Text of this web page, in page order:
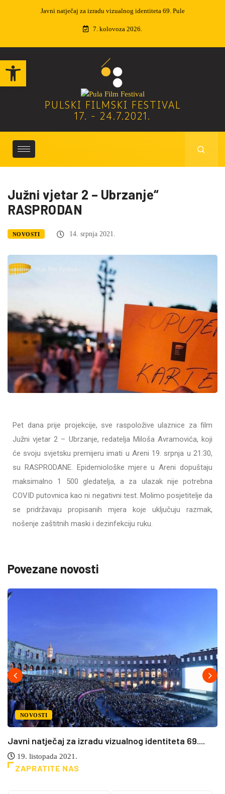
Open toolbar
69. Pule Izvučeni dobitnici nagradne igre
7. kolovoza 2026.
PULSKI FILMSKI FESTIVAL
17. - 24.7.2021.
Južni vjetar 2 – Ubrzanje“
RASPRODAN
NOVOSTI 14. srpnja 2021.
Pet dana prije projekcije, sve raspoložive ulaznice za film
Južni vjetar 2 – Ubrzanje, redatelja Miloša Avramovića, koji
će svoju svjetsku premijeru imati u Areni 19. srpnja u 21:30,
su RASPRODANE. Epidemiološke mjere u Areni dopuštaju
maksimalno 1 500 gledatelja, a za ulazak nije potrebna
COVID putovnica kao ni negativni test. Molimo posjetitelje da
se pridržavaju propisanih mjera koje uključuju razmak,
nošenje zaštitnih maski i dezinfekciju ruku.
Povezane novosti
NOVOSTI
Javni natječaj za izradu vizualnog identiteta 69....
19. listopada 2021.
ZAPRATITE NAS